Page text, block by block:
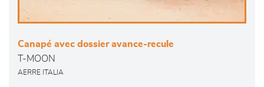
Canapé avec dossier avance-recule
T-MOON
AERRE ITALIA